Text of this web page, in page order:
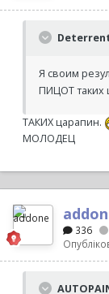
Я своим
ПИЦОТ таких
ТАКИХ царапин.
МОЛОДЕЦ
336